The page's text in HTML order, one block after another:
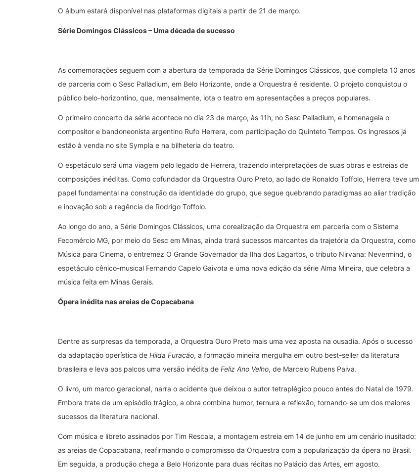
O álbum estará disponível nas plataformas digitais a partir de 21 de março.
Série Domingos Clássicos – Uma década de sucesso
As comemorações seguem com a abertura da temporada da Série Domingos Clássicos, que completa 10 anos
de parceria com o Sesc Palladium, em Belo Horizonte, onde a Orquestra é residente. O projeto conquistou o
público belo-horizontino, que, mensalmente, lota o teatro em apresentações a preços populares.
O primeiro concerto da série acontece no dia 23 de março, às 11h, no Sesc Palladium, e homenageia o
compositor e bandoneonista argentino Rufo Herrera, com participação do Quinteto Tempos. Os ingressos já
estão à venda no site Sympla e na bilheteria do teatro.
O espetáculo será uma viagem pelo legado de Herrera, trazendo interpretações de suas obras e estreias de
composições inéditas. Como cofundador da Orquestra Ouro Preto, ao lado de Ronaldo Toffolo, Herrera teve um
papel fundamental na construção da identidade do grupo, que segue quebrando paradigmas ao aliar tradição
e inovação sob a regência de Rodrigo Toffolo.
Ao longo do ano, a Série Domingos Clássicos, uma corealização da Orquestra em parceria com o Sistema
Fecomércio MG, por meio do Sesc em Minas, ainda trará sucessos marcantes da trajetória da Orquestra, como
Música para Cinema, o entremez O Grande Governador da Ilha dos Lagartos, o tributo Nirvana: Nevermind, o
espetáculo cênico-musical Fernando Capelo Gaivota e uma nova edição da série Alma Mineira, que celebra a
música feita em Minas Gerais.
Ópera inédita nas areias de Copacabana
Dentre as surpresas da temporada, a Orquestra Ouro Preto mais uma vez aposta na ousadia. Após o sucesso
da adaptação operística de Hilda Furacão, a formação mineira mergulha em outro best-seller da literatura
brasileira e leva aos palcos uma versão inédita de Feliz Ano Velho, de Marcelo Rubens Paiva.
O livro, um marco geracional, narra o acidente que deixou o autor tetraplégico pouco antes do Natal de 1979.
Embora trate de um episódio trágico, a obra combina humor, ternura e reflexão, tornando-se um dos maiores
sucessos da literatura nacional.
Com música e libreto assinados por Tim Rescala, a montagem estreia em 14 de junho em um cenário inusitado:
as areias de Copacabana, reafirmando o compromisso da Orquestra com a popularização da ópera no Brasil.
Em seguida, a produção chega a Belo Horizonte para duas récitas no Palácio das Artes, em agosto.